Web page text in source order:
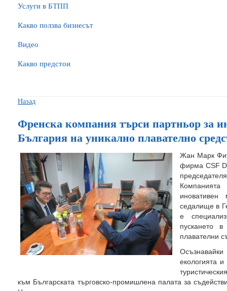
Услуги в БТПП
Какво ползва бизнесът
Видео
Какво предстои
Назад
Френска компания търси партньор за
България на уникално плавателно
Жан Марк
фирма CSF
седалище в
е
пускането
плавателни
екологията
към Българската търговско-промишлена палата за